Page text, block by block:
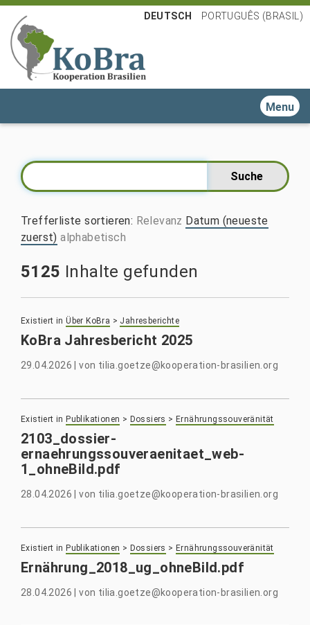
DEUTSCH PORTUGUÊS (BRASIL)
Toggle
Trefferliste sortieren: Relevanz Datum (neueste
zuerst) alphabetisch
5125 Inhalte gefunden
Existiert in Über KoBra > Jahresberichte
KoBra Jahresbericht 2025
29.04.2026 |von tilia.goetze@kooperation-brasilien.org
Existiert in Publikationen > Dossiers > Ernährungssouveränität
2103_dossier-
ernaehrungssouveraenitaet_web-
1_ohneBild.pdf
28.04.2026 |von tilia.goetze@kooperation-brasilien.org
Existiert in Publikationen > Dossiers > Ernährungssouveränität
Ernährung_2018_ug_ohneBild.pdf
28.04.2026 |von tilia.goetze@kooperation-brasilien.org